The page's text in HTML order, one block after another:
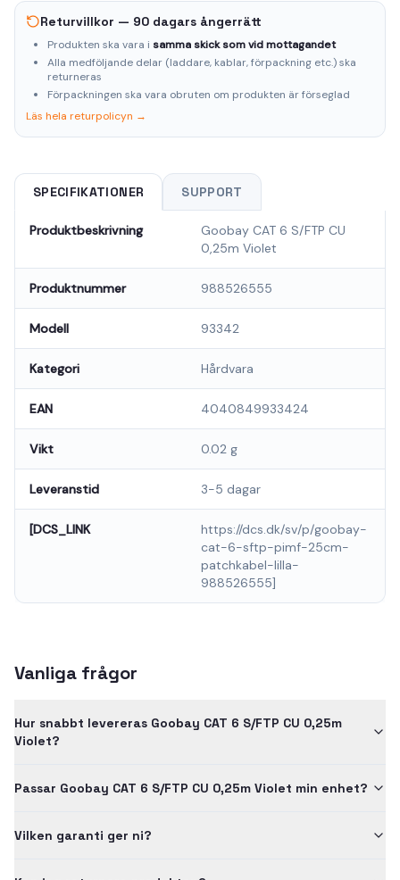
Returvillkor — 90 dagars ångerrätt
Produkten ska vara i samma skick som vid mottagandet
Alla medföljande delar (laddare, kablar, förpackning etc.) ska
returneras
Förpackningen ska vara obruten om produkten är förseglad
Läs hela returpolicyn →
SPECIFIKATIONER SUPPORT
Produktbeskrivning
Goobay CAT 6 S/FTP CU
0,25m Violet
Produktnummer 988526555
Modell 93342
Kategori Hårdvara
EAN 4040849933424
Vikt 0.02 g
Leveranstid 3-5 dagar
[DCS_LINK
https://dcs.dk/sv/p/goobay-
cat-6-sftp-pimf-25cm-
patchkabel-lilla-
988526555]
Vanliga frågor
Hur snabbt levereras Goobay CAT 6 S/FTP CU 0,25m
Violet?
Passar Goobay CAT 6 S/FTP CU 0,25m Violet min enhet?
Vilken garanti ger ni?